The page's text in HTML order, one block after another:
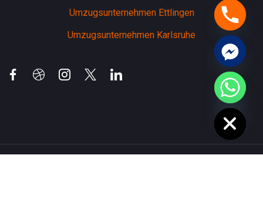
Umzugsunternehmen Ettlingen
Umzugsunternehmen Karlsruhe
Hide
chaty